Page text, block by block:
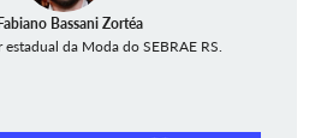
Fabiano Bassani Zortéa
da Moda do SEBRAE RS.